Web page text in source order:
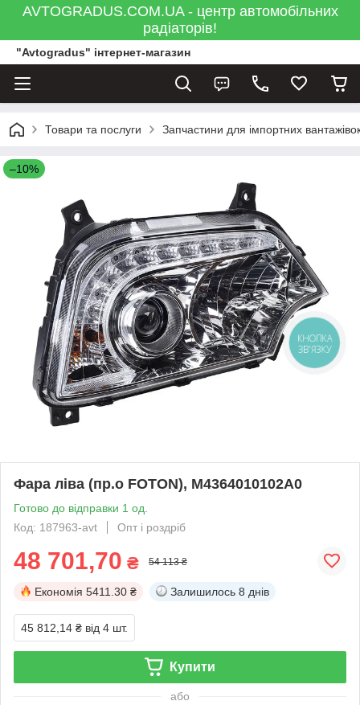
AVTOGRADUS.COM.UA - центр автомобільних
радіаторів!
"Avtogradus" інтернет-магазин
Товари та послуги Запчастини для імпортних
–10%
Фара ліва (пр.о FOTON), M4364010102A0
Готово до відправки 1 од.
Код: 187963-avt
Опт і роздріб
48 701,70 ₴ 54 113 ₴
Економія 5411.30 ₴ Залишилось 8 днів
45 812,14 ₴ від 4 шт.
Купити
або
КНОПКА
ЗВ'ЯЗКУ